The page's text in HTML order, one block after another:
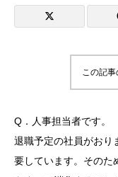
この記
Q．人事担当者です。
退職予定の社員がおり
要しています。そのた